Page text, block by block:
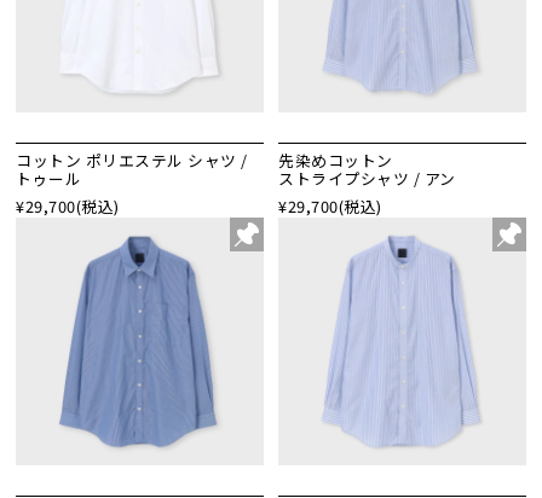
コットン ポリエステル シャツ /
トゥール
¥29,700(税込)
先染めコットン
ストライプシャツ / アン
¥29,700(税込)